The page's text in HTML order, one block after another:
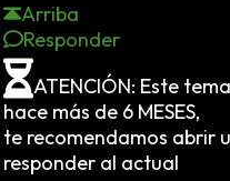
Arriba
Responder
ATENCIÓN: Este
hace más de 6 MESES,
te recomendamos abrir
responder al actual